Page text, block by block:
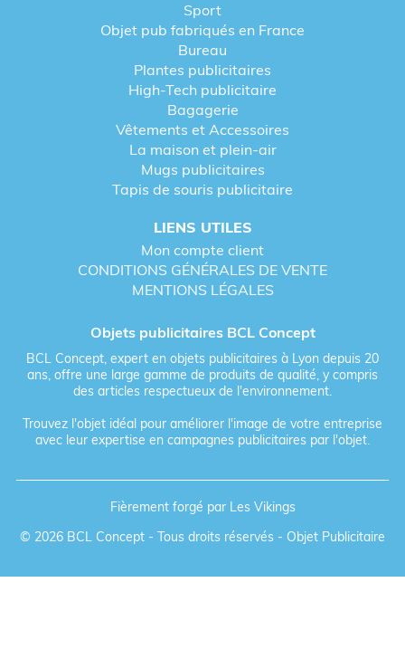
Sport
Objet pub fabriqués en France
Bureau
Plantes publicitaires
High-Tech publicitaire
Bagagerie
Vêtements et Accessoires
La maison et plein-air
Mugs publicitaires
Tapis de souris publicitaire
LIENS UTILES
Mon compte client
CONDITIONS GÉNÉRALES DE VENTE
MENTIONS LÉGALES
Objets publicitaires BCL Concept
BCL Concept, expert en objets publicitaires à Lyon depuis 20
ans, offre une large gamme de produits de qualité, y compris
des articles respectueux de l'environnement.
Trouvez l'objet idéal pour améliorer l'image de votre entreprise
avec leur expertise en campagnes publicitaires par l'objet.
© 2026 BCL Concept - Tous droits réservés - Objet Publicitaire
Fièrement forgé par Les Vikings